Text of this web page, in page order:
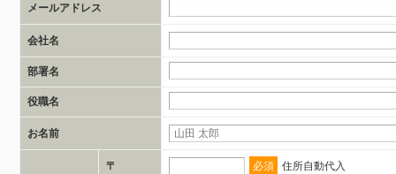
メールアドレス
会社名
部署名
役職名
お名前
〒 必須 住所自動代入